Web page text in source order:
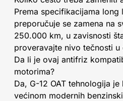
Prema specifikacijama long
preporučuje se zamena na
250.000 km, u zavisnosti
proveravajte nivo tečnosti
Da li je ovaj antifriz
motorima?
Da, G-12 OAT tehnologija
većinom modernih